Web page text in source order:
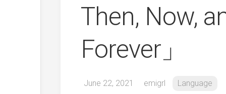
Then, Now,
Forever」
June 22, 2021 emigrl Language